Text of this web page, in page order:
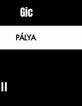
Gic
PÁLYA